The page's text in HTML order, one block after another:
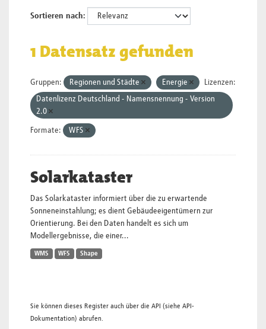
Sortieren nach
1 Datensatz gefunden
Gruppen: Regionen und Städte Energie
Lizenzen:
Datenlizenz Deutschland - Namensnennung - Version
2.0
Formate: WFS
Solarkataster
Das Solarkataster informiert über die zu erwartende
Sonneneinstahlung; es dient Gebäudeeigentümern zur
Orientierung. Bei den Daten handelt es sich um
Modellergebnisse, die einer...
WMS WFS Shape
Sie können dieses Register auch über die API (siehe API-
Dokumentation) abrufen.